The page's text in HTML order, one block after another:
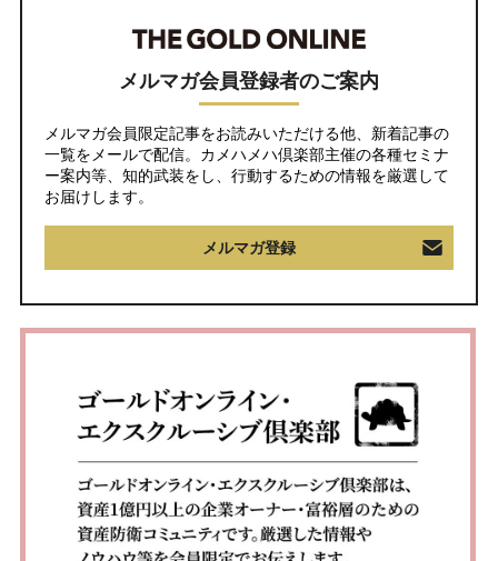
メルマガ会員登録者のご案内
メルマガ会員限定記事をお読みいただける他、新着記事の
一覧をメールで配信。カメハメハ倶楽部主催の各種セミナ
ー案内等、知的武装をし、行動するための情報を厳選して
お届けします。
メルマガ登録